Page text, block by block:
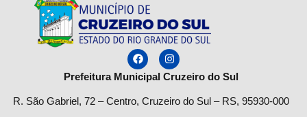
Prefeitura Municipal Cruzeiro do Sul
R. São Gabriel, 72 – Centro, Cruzeiro do Sul – RS, 95930-000